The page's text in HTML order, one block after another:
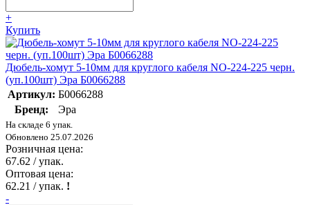
+
Купить
Дюбель-хомут 5-10мм для круглого кабеля NO-224-225 черн.
(уп.100шт) Эра Б0066288
Артикул: Б0066288
Бренд:
Эра
На складе 6 упак.
Обновлено 25.07.2026
Розничная цена:
67.62 / упак.
Оптовая цена:
62.21 / упак. !
-